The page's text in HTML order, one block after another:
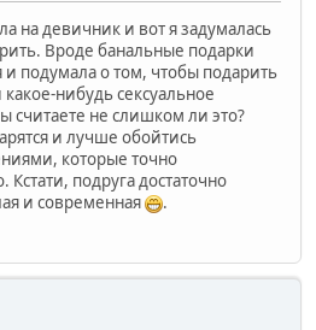
на девичник и вот я задумалась
Вроде банальные подарки
и подумала о том, чтобы подарить
нибудь сексуальное
считаете не слишком ли это?
и лучше обойтись
которые точно
подруга достаточно
и современная
.